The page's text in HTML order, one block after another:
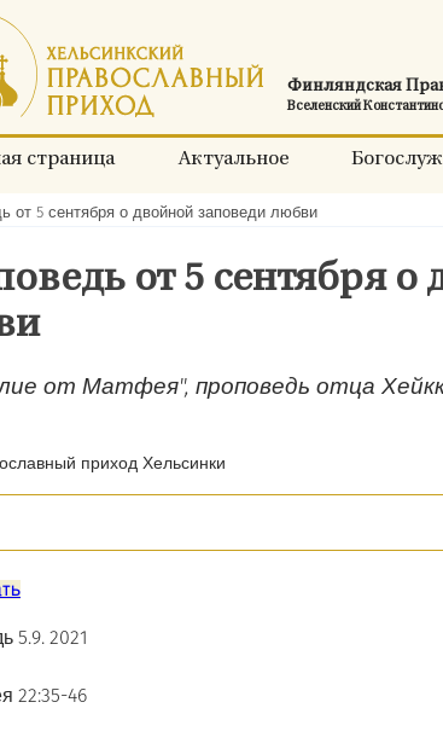
Финляндская
Вселенский
страница Актуальное
от 5 сентября о двойной заповеди любви
от 5 сентября о
от Матфея", проповедь отца
приход Хельсинки
5.9. 2021
22:35-46